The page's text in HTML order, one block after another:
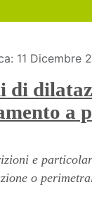
11 Dicembre
di
a
e
o